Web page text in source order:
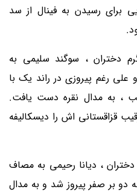
برای رسیدن به فینال از سد
وزن 56- کیلوگرم دختران ، سوگند سلیمی به
رغم پیروزی در راند یک با
، به مدال نقره دست یافت.
قزاقستانی اش را دیسکالیفه
وزن 60- کیلوگرم دختران ، دیانا رحیمی به مصاف
دو بر صفر پیروز شد و به مدال